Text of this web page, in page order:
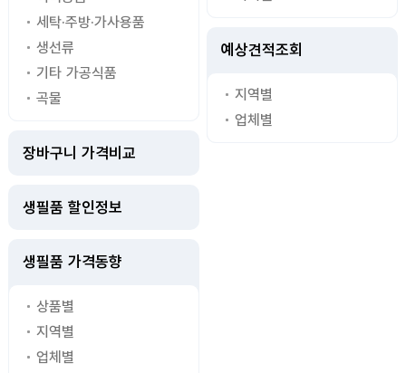
세탁·주방·가사용품
생선류
기타 가공식품
곡물
장바구니 가격비교
생필품 할인정보
생필품 가격동향
상품별
지역별
업체별
예상견적조회
지역별
업체별